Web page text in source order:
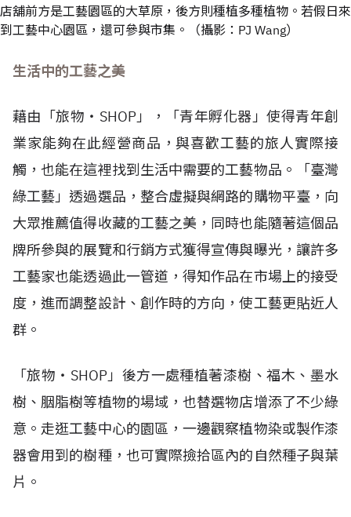
店舖前方是工藝園區的大草原，後方則種植多種植物。若假日來
到工藝中心園區，還可參與市集。（攝影：PJ Wang）
生活中的工藝之美
藉由「旅物・SHOP」，「青年孵化器」使得青年創
業家能夠在此經營商品，與喜歡工藝的旅人實際接
觸，也能在這裡找到生活中需要的工藝物品。「臺灣
綠工藝」透過選品，整合虛擬與網路的購物平臺，向
大眾推薦值得收藏的工藝之美，同時也能隨著這個品
牌所參與的展覽和行銷方式獲得宣傳與曝光，讓許多
工藝家也能透過此一管道，得知作品在市場上的接受
度，進而調整設計、創作時的方向，使工藝更貼近人
群。
「旅物・SHOP」後方一處種植著漆樹、福木、墨水
樹、胭脂樹等植物的場域，也替選物店增添了不少綠
意。走逛工藝中心的園區，一邊觀察植物染或製作漆
器會用到的樹種，也可實際撿拾區內的自然種子與葉
片。